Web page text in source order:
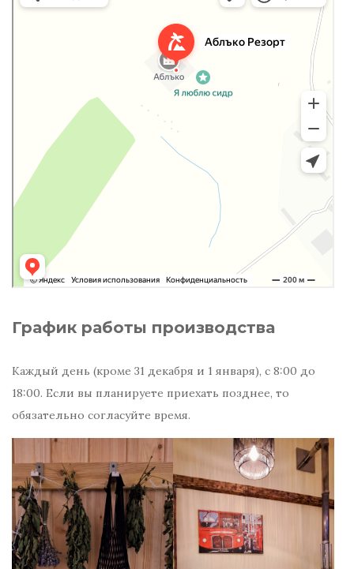
График работы производства
Каждый день (кроме 31 декабря и 1 января), с 8:00 до
18:00. Если вы планируете приехать позднее, то
обязательно согласуйте время.